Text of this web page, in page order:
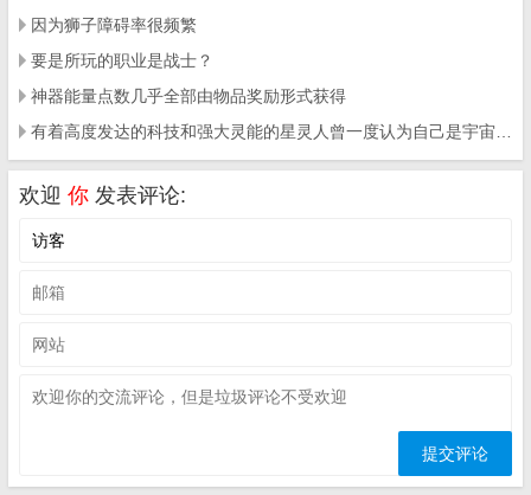
因为狮子障碍率很频繁
要是所玩的职业是战士？
神器能量点数几乎全部由物品奖励形式获得
欢迎 你 发表评论: